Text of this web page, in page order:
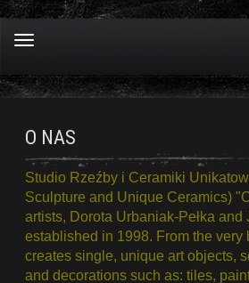
O NAS
Studio Rzeźby i Ceramiki
Sculpture and Unique Ceramics)
artists, Dorota Urbaniak-Pełka and
established in 1998. From the very
creates single, unique art objects,
and decorations such as: tiles,